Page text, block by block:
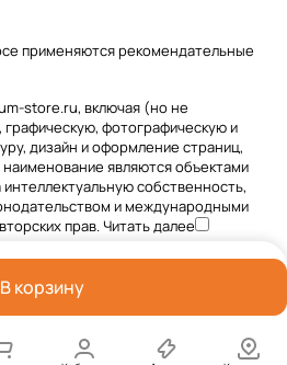
В корзину
применяютсярекомендательные
store.ru, включая (но не
графическую, фотографическую и
дизайн и оформление страниц,
являются объектами
интеллектуальную собственность,
и международными
прав.Читать далее